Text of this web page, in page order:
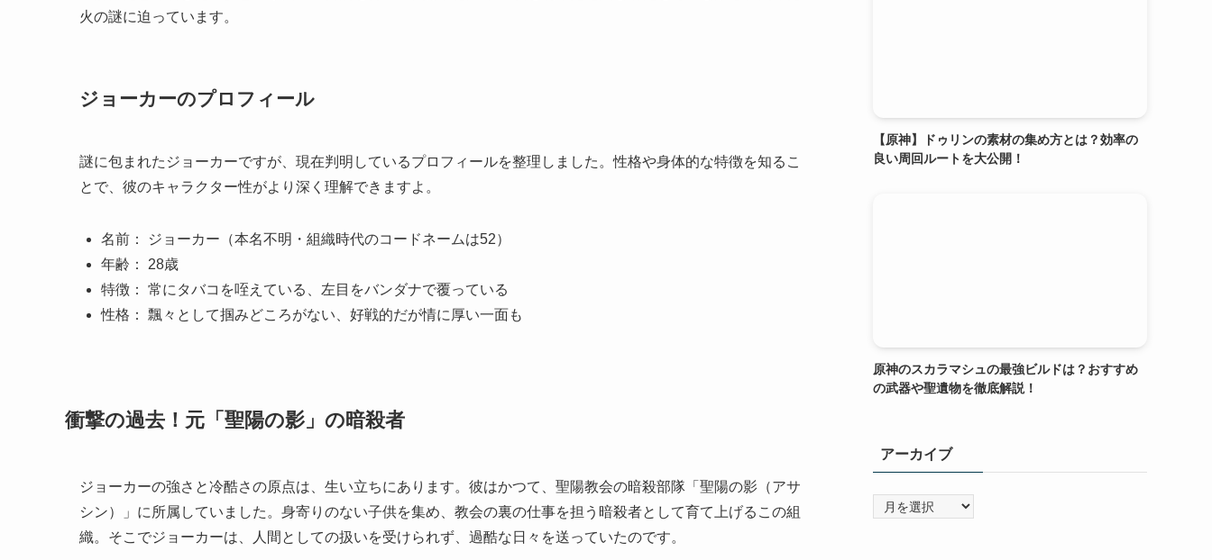
火の謎に迫っています。
ジョーカーのプロフィール
謎に包まれたジョーカーですが、現在判明しているプロフィールを整理しました。性格や身体的な特徴を知るこ
とで、彼のキャラクター性がより深く理解できますよ。
名前： ジョーカー（本名不明・組織時代のコードネームは52）
年齢： 28歳
特徴： 常にタバコを咥えている、左目をバンダナで覆っている
性格： 飄々として掴みどころがない、好戦的だが情に厚い一面も
衝撃の過去！元「聖陽の影」の暗殺者
ジョーカーの強さと冷酷さの原点は、生い立ちにあります。彼はかつて、聖陽教会の暗殺部隊「聖陽の影（アサ
シン）」に所属していました。身寄りのない子供を集め、教会の裏の仕事を担う暗殺者として育て上げるこの組
織。そこでジョーカーは、人間としての扱いを受けられず、過酷な日々を送っていたのです。
【原神】ドゥリンの素材の集め方とは？効率の
良い周回ルートを大公開！
原神のスカラマシュの最強ビルドは？おすすめ
の武器や聖遺物を徹底解説！
アーカイブ
ー